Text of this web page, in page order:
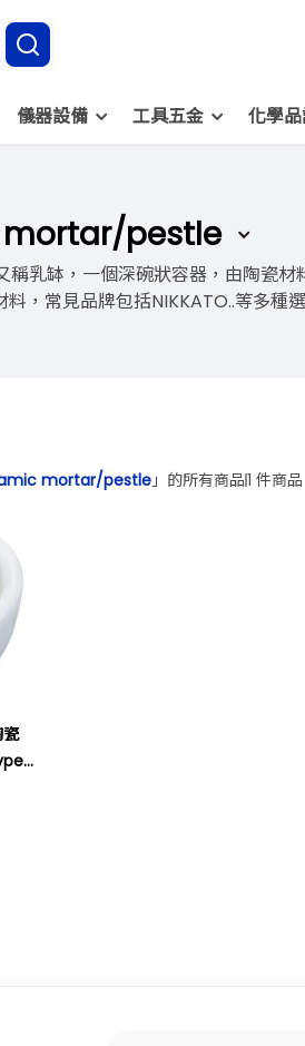
儀器設備 工具五金 化學
mortar/pestle
缽，一個深碗狀容器，由陶瓷材
，常見品牌包括NIKKATO..等多種
mortar/pestle」的所有商品1 件商品